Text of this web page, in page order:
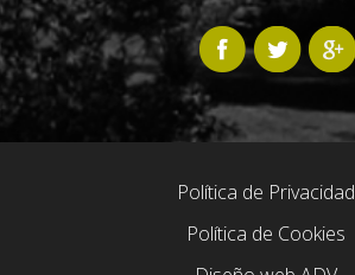
Política de Privacidad
Política de Cookies